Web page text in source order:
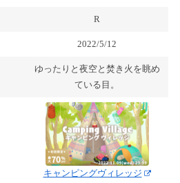
R
2022/5/12
ゆったりと夜空と焚き火を眺め
ている目。
キャンピングヴィレッジ